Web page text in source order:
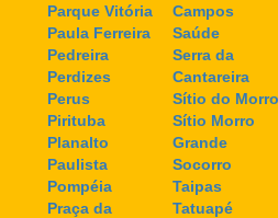
Parque Vitória
Paula Ferreira
Pedreira
Perdizes
Perus
Pirituba
Planalto
Paulista
Pompéia
Praça da
Campos
Saúde
Serra da
Cantareira
Sítio do Morro
Sítio Morro
Grande
Socorro
Taipas
Tatuapé